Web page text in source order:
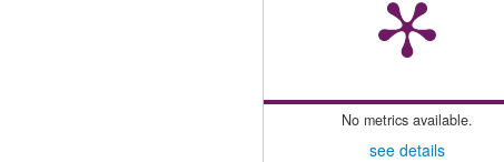
novamente aos autores e
deste livro, e a todos os
ela se torne uma referência
ciências da saúde. Desejamos a
No metrics available.
see details